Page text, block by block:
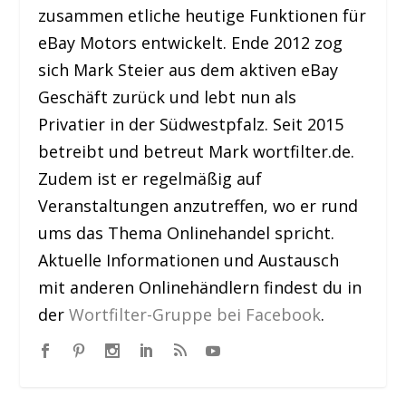
zusammen etliche heutige Funktionen für
eBay Motors entwickelt. Ende 2012 zog
sich Mark Steier aus dem aktiven eBay
Geschäft zurück und lebt nun als
Privatier in der Südwestpfalz. Seit 2015
betreibt und betreut Mark wortfilter.de.
Zudem ist er regelmäßig auf
Veranstaltungen anzutreffen, wo er rund
ums das Thema Onlinehandel spricht.
Aktuelle Informationen und Austausch
mit anderen Onlinehändlern findest du in
derWortfilter-Gruppe bei Facebook.